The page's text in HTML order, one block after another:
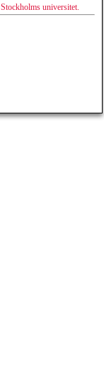
universitet.